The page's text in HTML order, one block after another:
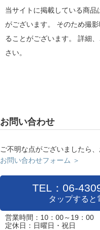
当サイトに掲載している商
がございます。 そのため撮
ることがございます。 詳細
さい。
お問い合わせ
ご不明な点がございましたら
お問い合わせフォーム ＞
TEL：06-
タップすると
営業時間：10：00～19：00
定休日：日曜日・祝日